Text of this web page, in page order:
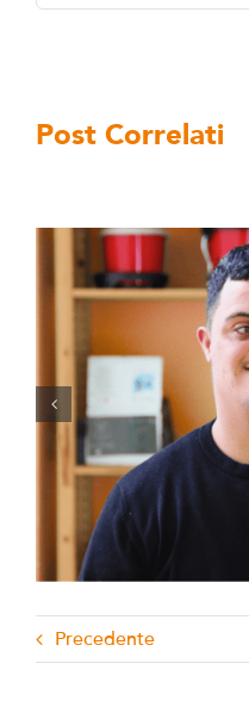
Post Correlati
Percorsi
Precedente